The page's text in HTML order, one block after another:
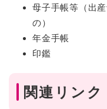
母子手帳等（出
の）
年金手帳
印鑑
関連リンク